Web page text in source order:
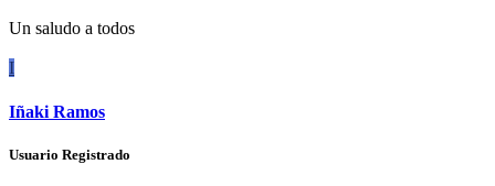
Un saludo a todos
I
Iñaki Ramos
Usuario Registrado